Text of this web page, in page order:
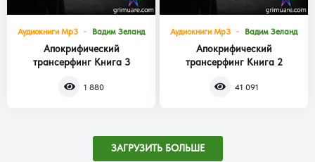
Аудиокниги Mp3 Вадим Зеланд
Апокрифический
трансерфинг Книга 3
1 880
Аудиокниги Mp3 Вадим Зеланд
Апокрифический
трансерфинг Книга 2
41 091
ЗАГРУЗИТЬ БОЛЬШЕ